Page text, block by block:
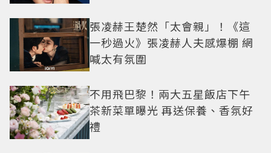
張凌赫王楚然「太會親」！《這
一秒過火》張凌赫人夫感爆棚 網
喊太有氛圍
不用飛巴黎！兩大五星飯店下午
茶新菜單曝光 再送保養、香氛好
禮